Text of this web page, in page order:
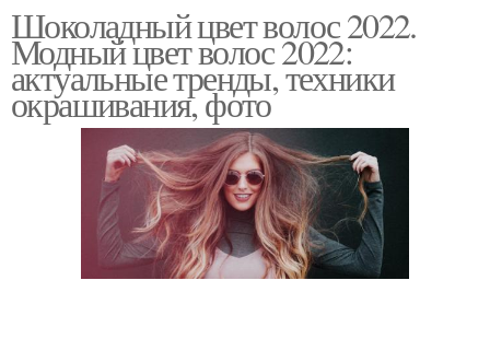
Шоколадный цвет волос 2022.
Модный цвет волос 2022:
актуальные тренды, техники
окрашивания, фото